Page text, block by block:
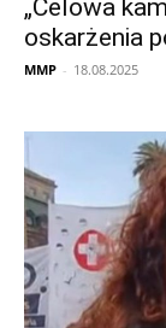
„Celowa
oskarżenia
MMP - 18.08.2025